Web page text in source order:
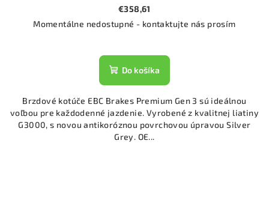
€358,61
Momentálne nedostupné - kontaktujte nás prosím
Do košíka
Brzdové kotúče EBC Brakes Premium Gen 3 sú ideálnou
voľbou pre každodenné jazdenie. Vyrobené z kvalitnej liatiny
G3000, s novou antikoróznou povrchovou úpravou Silver
Grey. OE...